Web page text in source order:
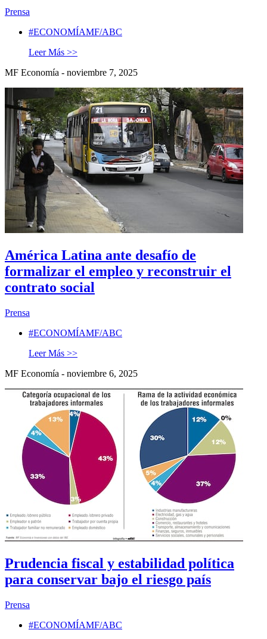
Prensa
#ECONOMÍAMF/ABC
Leer Más >>
MF Economía - noviembre 7, 2025
América Latina ante desafío de
formalizar el empleo y reconstruir el
contrato social
Prensa
#ECONOMÍAMF/ABC
Leer Más >>
MF Economía - noviembre 6, 2025
Prudencia fiscal y estabilidad política
para conservar bajo el riesgo país
Prensa
#ECONOMÍAMF/ABC